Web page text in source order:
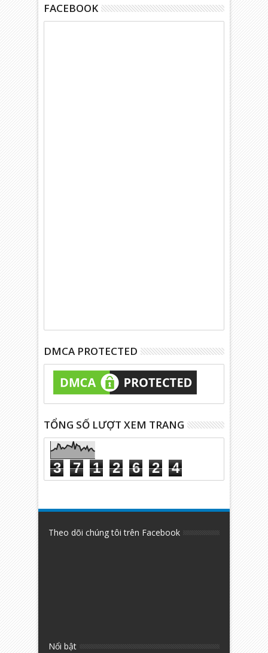
FACEBOOK
DMCA PROTECTED
TỔNG SỐ LƯỢT XEM TRANG
3 7 1 2 6 2 4
Theo dõi chúng tôi trên Facebook
Nổi bật